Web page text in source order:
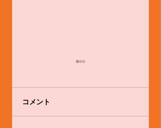
感心と戒め
コメント